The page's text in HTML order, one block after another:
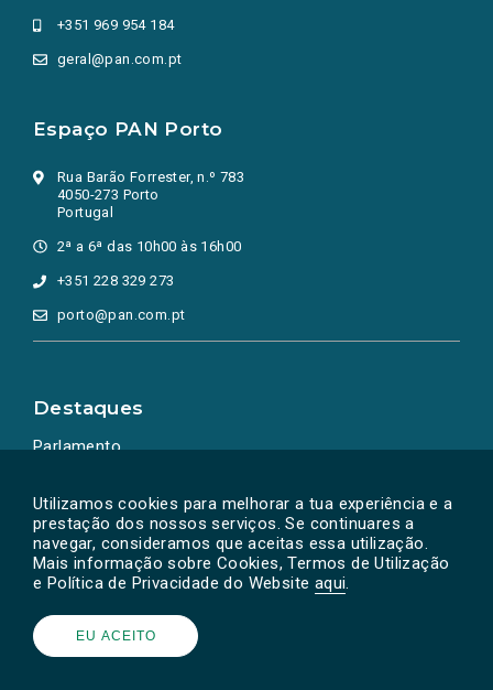
Utilizamos cookies para melhorar a tua experiência e a
prestação dos nossos serviços. Se continuares a
navegar, consideramos que aceitas essa utilização.
Mais informação sobre Cookies, Termos de Utilização
e Política de Privacidade do Website aqui.
EU ACEITO
+351 969 954 184
geral@pan.com.pt
Espaço PAN Porto
Rua Barão Forrester, n.º 783
4050-273 Porto
Portugal
2ª a 6ª das 10h00 às 16h00
+351 228 329 273
porto@pan.com.pt
Destaques
Parlamento
Powered by © PAN 2026